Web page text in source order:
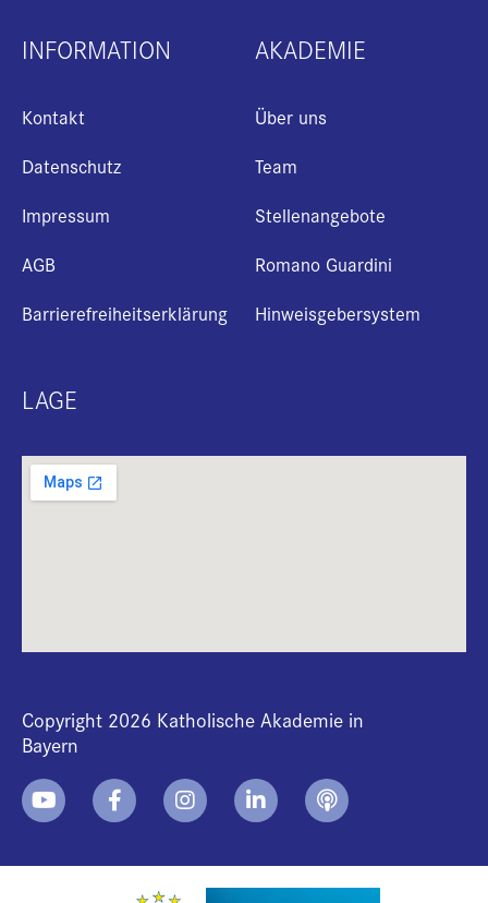
INFORMATION
Kontakt
Datenschutz
Impressum
AGB
Barrierefreiheitserklärung
AKADEMIE
Über uns
Team
Stellenangebote
Romano Guardini
Hinweisgebersystem
LAGE
Copyright 2026 Katholische Akademie in
Bayern